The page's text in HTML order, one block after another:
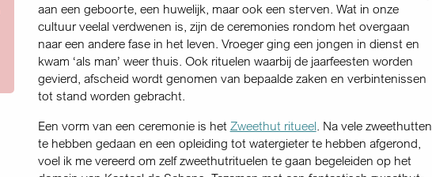
aan een geboorte, een huwelijk, maar ook een sterven. Wat in onze
cultuur veelal verdwenen is, zijn de ceremonies rondom het overgaan
naar een andere fase in het leven. Vroeger ging een jongen in dienst en
kwam ‘als man’ weer thuis. Ook rituelen waarbij de jaarfeesten worden
gevierd, afscheid wordt genomen van bepaalde zaken en verbintenissen
tot stand worden gebracht.
Een vorm van een ceremonie is het Zweethut ritueel. Na vele zweethutten
te hebben gedaan en een opleiding tot watergieter te hebben afgerond,
voel ik me vereerd om zelf zweethut­rituelen te gaan begeleiden op het